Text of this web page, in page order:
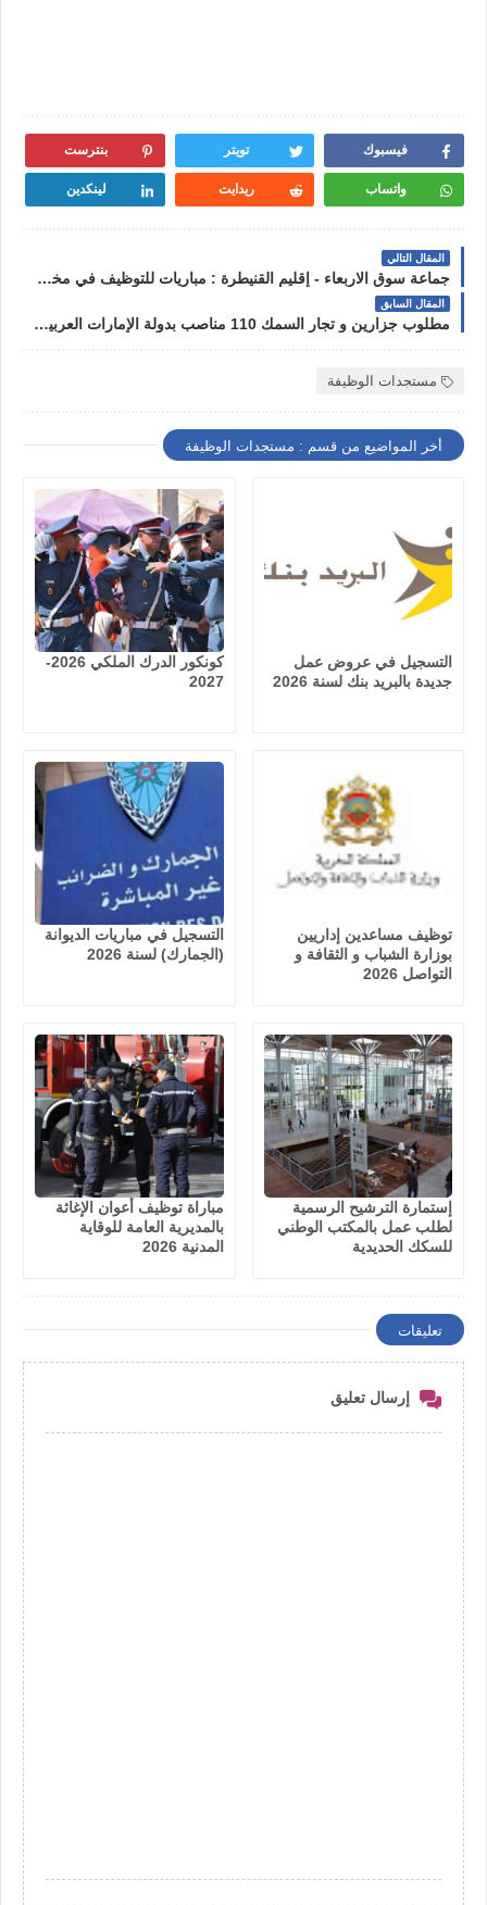
فيسبوك تويتر بنترست
واتساب ريدايت لينكدين
المقال التالي
جماعة سوق الاربعاء - إقليم القنيطرة : مباريات للتوظيف في مختلف التخصصات و الدرجات آخر أجل هو 24 فبراير 2023
المقال السابق
مطلوب جزارين و تجار السمك 110 مناصب بدولة الإمارات العربية المتحدة آخر أجل للترشيح 30 يناير 2023
مستجدات الوظيفة
أخر المواضيع من قسم : مستجدات الوظيفة
التسجيل في عروض عمل
جديدة بالبريد بنك لسنة 2026
كونكور الدرك الملكي 2026-
2027
توظيف مساعدين إداريين
بوزارة الشباب و الثقافة و
التواصل 2026
التسجيل في مباريات الديوانة
(الجمارك) لسنة 2026
إستمارة الترشيح الرسمية
لطلب عمل بالمكتب الوطني
للسكك الحديدية
مباراة توظيف أعوان الإغاثة
بالمديرية العامة للوقاية
المدنية 2026
تعليقات
إرسال تعليق